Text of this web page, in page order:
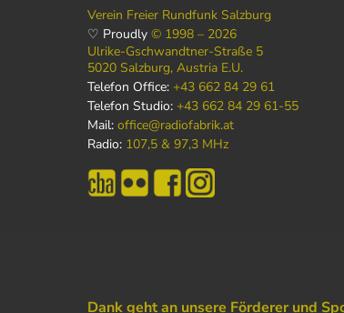
Verein Freier Rundfunk Salzburg
♡ Proudly © 1998 – 2026
Ulrike-Gschwandtner-Straße 5
5020 Salzburg, Austria E.U.
Telefon Office: +43 662 84 29 61
Telefon Studio: +43 662 84 29 61-55
Mail: office@radiofabrik.at
Radio: 107,5 & 97,3 MHz
Dank geht an unsere Förderer und